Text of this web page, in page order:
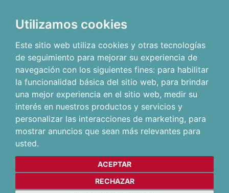
Utilizamos cookies
Este sitio web utiliza cookies y otras tecnologías
de seguimiento para mejorar su experiencia de
navegación con los siguientes fines: para habilitar
la funcionalidad básica del sitio web, para brindar
una mejor experiencia en el sitio web, medir su
interés en nuestros productos y servicios y
personalizar las interacciones de marketing, para
mostrar anuncios que sean más relevantes para
usted.
ACEPTAR
RECHAZAR